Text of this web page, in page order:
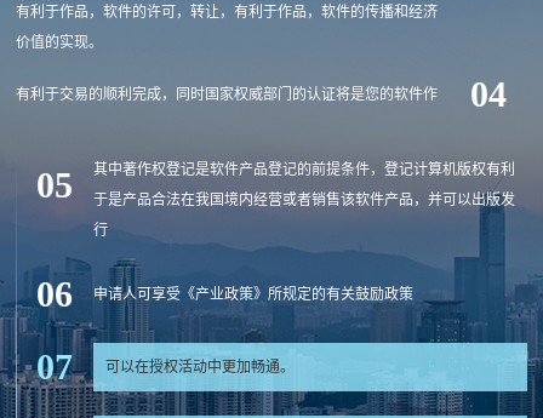
有利于作品，软件的许可，转让，有利于作品，软件的传播和经济
价值的实现。
有利于交易的顺利完成，同时国家权威部门的认证将是您的软件作 04
其中著作权登记是软件产品登记的前提条件，登记计算机版权有利
于是产品合法在我国境内经营或者销售该软件产品，并可以出版发
行
05
申请人可享受《产业政策》所规定的有关鼓励政策
06
可以在授权活动中更加畅通。
07